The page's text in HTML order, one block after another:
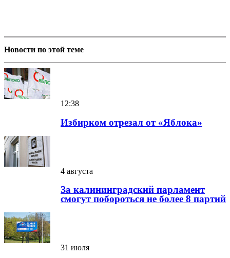
Новости по этой теме
12:38
Избирком отрезал от «Яблока»
4 августа
За калининградский парламент
смогут побороться не более 8 партий
31 июля